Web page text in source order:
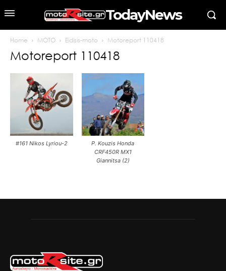
TodayNews
Home MOTO Eidisis-moto Motoreport 110418
Motoreport 110418
#161 Nikos Lyriou-2
P. Kouzis Honda
CRF450R MX1
Giannitsa (2)